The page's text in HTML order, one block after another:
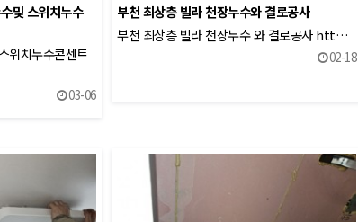
및 스위치누수
위치누수콘센트
03-06
부천 최상층 빌라 천장누수와 결로공사
부천 최상층 빌라 천장누수 와 결로공사 htt…
02-18